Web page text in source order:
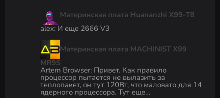
Материнская плата Huananzhi X99-T8
alex: И еще 2666 V3
Материнская плата MACHINIST X99
MR9S
Artem Browser: Привет. Как правило
процессор пытается не вылазить за
теплопакет, он тут 120Вт, что маловато для 14
ядерного процессора. Тут еще…